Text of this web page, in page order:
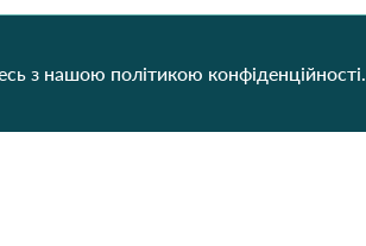
з нашою політикою конфіденційності.